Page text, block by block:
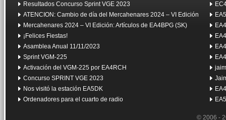
Resultados Concurso Sprint VGE 2023
ATENCION: Cambio de día del Mercahenares 2024 – VI Edición
Mercahenares 2024 – VI Edición: Artículos de EA4BPG (SK)
¡Felices Fiestas!
Asamblea Anual 11/11/2023
Sprint VGM-225
Activación del VGM-225 por EA4RCH
Concurso SPRINT VGE 2023
Nos visitó la estación EA5DK
Ordenadores para el cuarto de radio
© 2006 -